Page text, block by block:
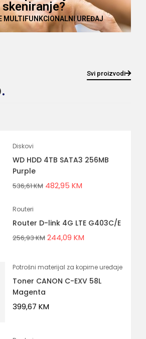
skeniranje?
MULTIFUNKCIONALNI UREĐAJ
Svi proizvodi
Diskovi
WD HDD 4TB SATA3 256MB
Purple
536,61KM 482,95 KM
Routeri
Router D-link 4G LTE G403C/E
256,93KM 244,09 KM
Potrošni materijal za kopirne uređaje
Toner CANON C-EXV 58L
Magenta
399,67 KM